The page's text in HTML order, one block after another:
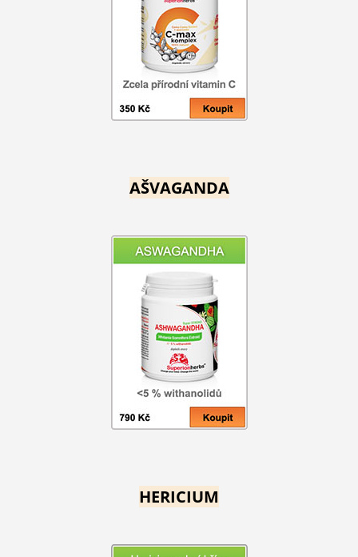
AŠVAGANDA
HERICIUM